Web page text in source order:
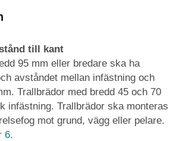
till kant
95 mm eller bredare ska ha
avståndet mellan infästning och
Trallbrädor med bredd 45 och 70
infästning. Trallbrädor ska monteras
mot grund, vägg eller pelare.
6.